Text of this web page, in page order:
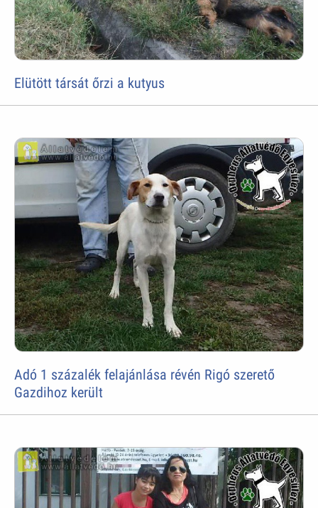
Elütött társát őrzi a kutyus
Adó 1 százalék felajánlása révén Rigó szerető
Gazdihoz került